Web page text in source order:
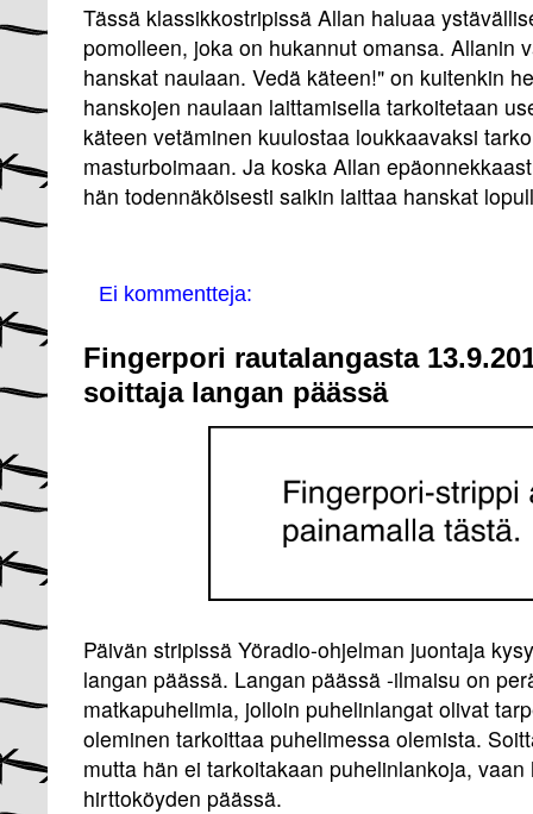
Tässä klassikkostripissä Allan haluaa
pomolleen, joka on hukannut omansa. Allanin
hanskat naulaan. Vedä käteen!" on kuitenkin
hanskojen naulaan laittamisella tarkoitetaan
käteen vetäminen kuulostaa loukkaavaksi
masturboimaan. Ja koska Allan
hän todennäköisesti saikin laittaa hanskat
Ei kommentteja:
Fingerpori rautalangasta
soittaja langan päässä
Päivän stripissä Yöradio-ohjelman juontaja
langan päässä. Langan päässä -ilmaisu on
matkapuhelimia, jolloin puhelinlangat olivat
oleminen tarkoittaa puhelimessa olemista.
mutta hän ei tarkoitakaan puhelinlankoja,
hirttoköyden päässä.